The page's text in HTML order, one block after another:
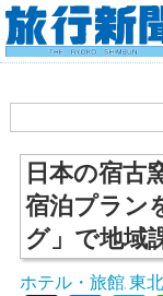
日本の宿古
宿泊プラン
グ」で地域
ホテル・旅館 東